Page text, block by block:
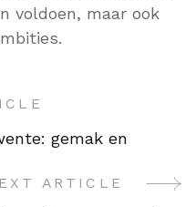
voldoen, maar ook
gemak en
ARTICLE